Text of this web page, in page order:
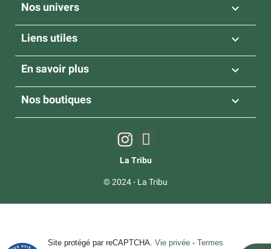
Nos univers 
Liens utiles 
En savoir plus 
Nos boutiques 
La Tribu
© 2024 - La Tribu
Site protégé par reCAPTCHA. Vie privée - Termes